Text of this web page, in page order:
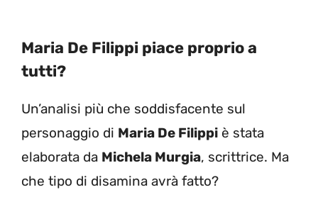
Maria De Filippi piace proprio a
tutti?
Un’analisi più che soddisfacente sul
personaggio di Maria De Filippi è stata
elaborata da Michela Murgia, scrittrice. Ma
che tipo di disamina avrà fatto?